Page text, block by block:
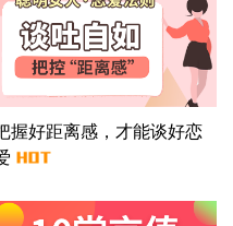
56分钟前
过此页面咨询，已获得专属情感
12分钟前
通过此页面咨询，已获得专属情感
握好距离感，才能谈好恋